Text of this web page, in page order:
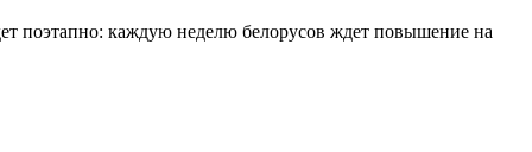
поэтапно: каждую неделю белорусов ждет повышение на